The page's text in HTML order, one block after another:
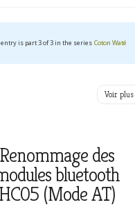
is part 3 of 3 in the series Coton Waté
Voir plus
Renommage des
bluetooth
HC05 (Mode AT)